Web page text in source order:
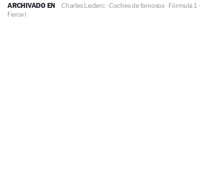
ARCHIVADO EN Charles Leclerc·Coches de famosos·Fórmula 1 ·
Ferrari